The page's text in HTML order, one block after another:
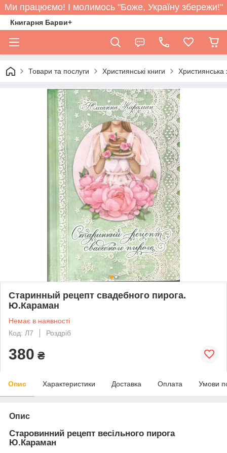
Ми працюємо! І молимось "Боже, Україну збережи!"
Книгарня Барви+
Товари та послуги Християнські книги Християнська
Старинный рецепт свадебного пирога.
Ю.Караман
Немає в наявності
Код: Л7
Роздріб
380 ₴
Опис Характеристики Доставка Оплата Умови
Опис
Старовинний рецепт весільного пирога
Ю.Караман